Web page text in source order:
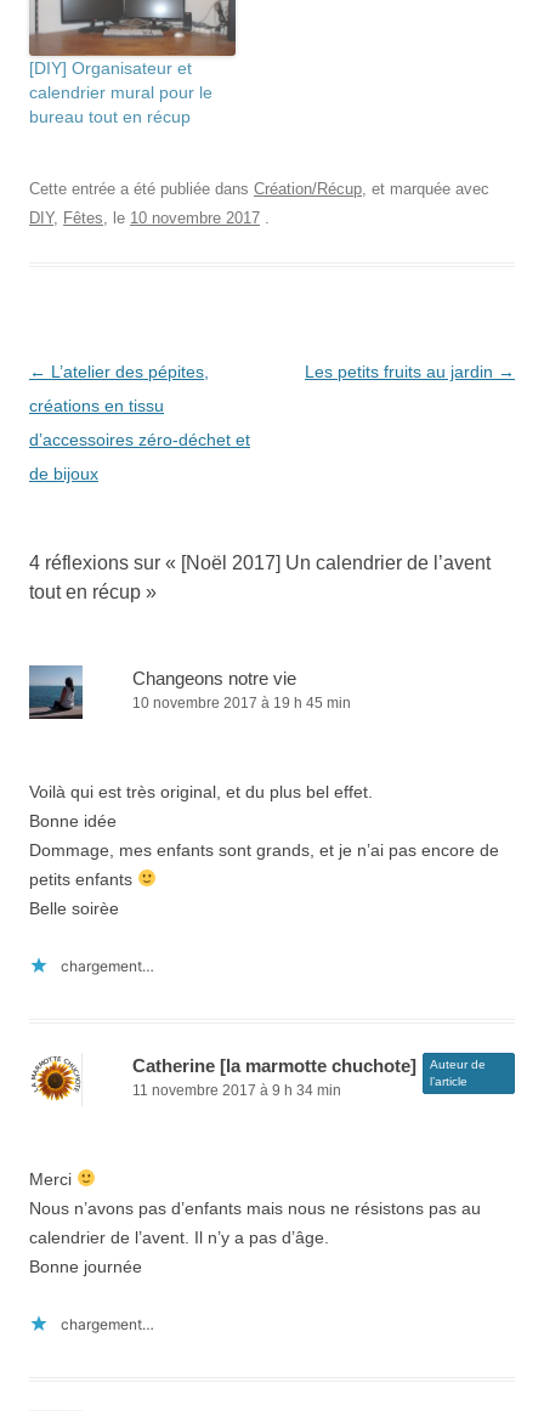
[DIY] Organisateur et
calendrier mural pour le
bureau tout en récup
Cette entrée a été publiée dans Création/Récup , et marquée avec
DIY, Fêtes , le 10 novembre 2017
Navigation
des
articles
← L’atelier des pépites,
créations en tissu
d’accessoires zéro-déchet et
de bijoux
Les petits fruits au jardin →
4 réflexions sur « [Noël 2017] Un calendrier de l’avent
tout en récup »
Changeons notre vie
10 novembre 2017 à 19 h 45 min
Voilà qui est très original, et du plus bel effet.
Bonne idée
Dommage, mes enfants sont grands, et je n’ai pas encore de
petits enfants
Belle soirèe
chargement…
Catherine [la marmotte chuchote]
Auteur de
l’article
11 novembre 2017 à 9 h 34 min
Merci
Nous n’avons pas d’enfants mais nous ne résistons pas au
calendrier de l’avent. Il n’y a pas d’âge.
Bonne journée
chargement…